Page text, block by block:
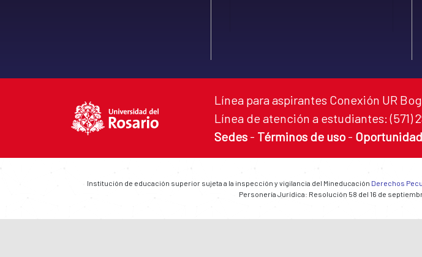
Línea para aspirantes Conexión UR
Línea de atención a estudiantes: (571)
Sedes - Términos de uso -
Institución de educación superior sujeta a la inspección y vigilancia del Mineducación Derechos
Personería Jurídica: Resolución 58 del 16 de